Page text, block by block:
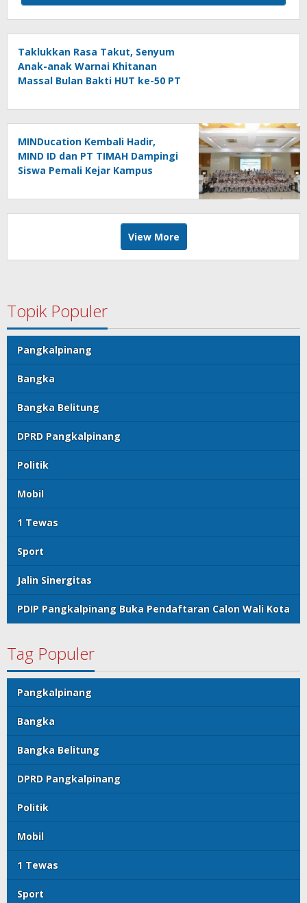
Taklukkan Rasa Takut, Senyum
Anak-anak Warnai Khitanan
Massal Bulan Bakti HUT ke-50 PT
MINDucation Kembali Hadir,
MIND ID dan PT TIMAH Dampingi
Siswa Pemali Kejar Kampus
View More
Topik Populer
Pangkalpinang
Bangka
Bangka Belitung
DPRD Pangkalpinang
Politik
Mobil
1 Tewas
Sport
Jalin Sinergitas
PDIP Pangkalpinang Buka Pendaftaran Calon Wali Kota
Tag Populer
Pangkalpinang
Bangka
Bangka Belitung
DPRD Pangkalpinang
Politik
Mobil
1 Tewas
Sport